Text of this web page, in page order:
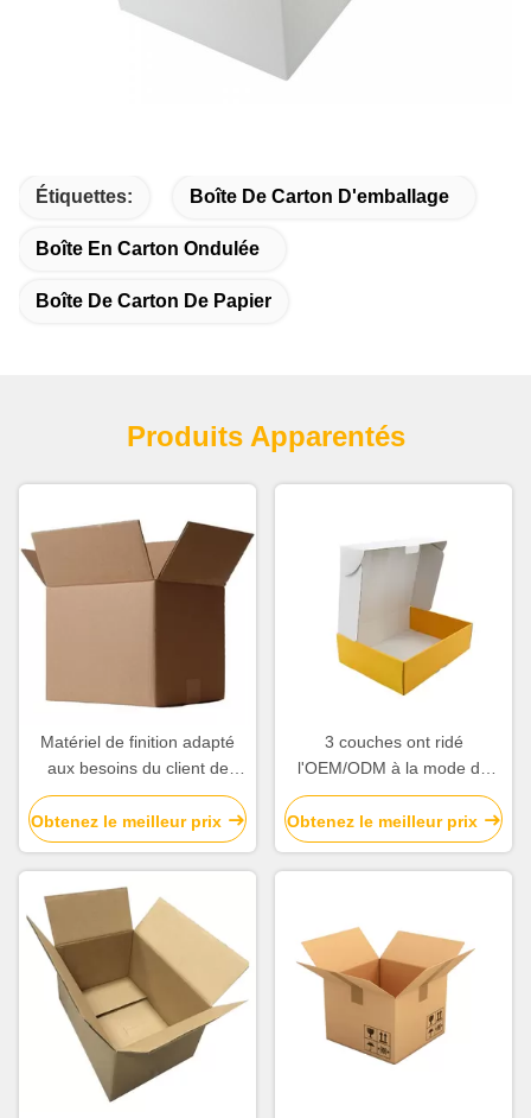
Étiquettes: Boîte De Carton D'emballage
Boîte En Carton Ondulée
Boîte De Carton De Papier
Produits Apparentés
Matériel de finition adapté
aux besoins du client de
papier ondulé de Matt
Laminatoin de cartons
d'expédition de logo
Obtenez le meilleur prix
3 couches ont ridé
l'OEM/ODM à la mode de
poids léger de boîte de
carton disponibles
Obtenez le meilleur prix